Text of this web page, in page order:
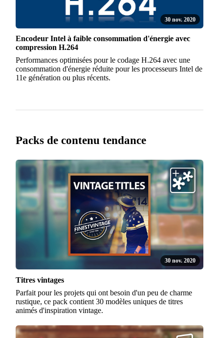
30 nov. 2020
Encodeur Intel à faible consommation d'énergie avec
compression H.264
Performances optimisées pour le codage H.264 avec une
consommation d'énergie réduite pour les processeurs Intel de
11e génération ou plus récents.
Packs de contenu tendance
30 nov. 2020
Titres vintages
Parfait pour les projets qui ont besoin d'un peu de charme
rustique, ce pack contient 30 modèles uniques de titres
animés d'inspiration vintage.